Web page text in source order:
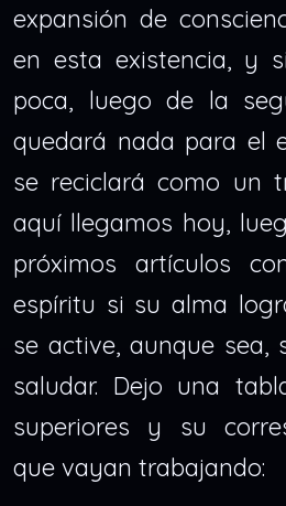
expansión de
en esta existencia, y
poca, luego de la
quedará nada para el
se reciclará como un
aquí llegamos hoy,
próximos artículos
espíritu si su alma
se active, aunque sea,
saludar. Dejo una
superiores y su
que vayan trabajando: